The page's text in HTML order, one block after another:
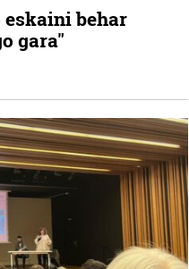
behar
gara"